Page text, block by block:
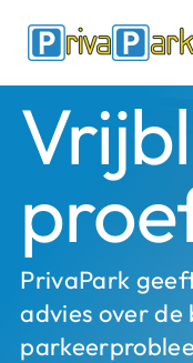
naar
inhoud
PrivaPark
advies over de